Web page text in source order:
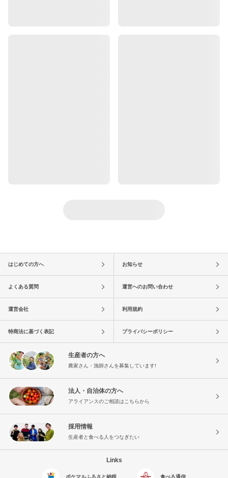
はじめての方へ お知らせ
よくある質問 運営へのお問い合わせ
運営会社 利用規約
特商法に基づく表記 プライバシーポリシー
生産者の方へ
農家さん・漁師さんを募集しています!
法人・自治体の方へ
アライアンスのご相談はこちらから
採用情報
生産者と食べる人をつなぎたい
Links
ポケマルふるさと納税 食べる通信